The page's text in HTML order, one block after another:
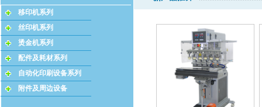
移印机系列
丝印机系列
烫金机系列
配件及耗材系列
自动化印刷设备系列
附件及周边设备